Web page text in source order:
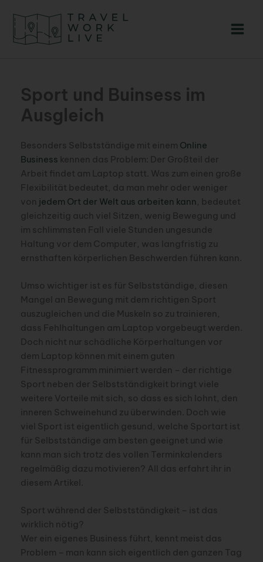
Inhalt
springen
Sport und Buinsess im
Ausgleich
Besonders Selbstständige mit einem Online
Business kennen das Problem: Der Großteil der
Arbeit findet am Laptop statt. Was zum einen große
Flexibilität bedeutet, da man mehr oder weniger
von jedem Ort der Welt aus arbeiten kann , bedeutet
gleichzeitig auch viel Sitzen, wenig Bewegung und
im schlimmsten Fall viele Stunden ungesunde
Haltung vor dem Computer, was langfristig zu
ernsthaften körperlichen Beschwerden führen kann.
Umso wichtiger ist es für Selbstständige, diesen
Mangel an Bewegung mit dem richtigen Sport
auszugleichen und die Muskeln so zu trainieren,
dass Fehlhaltungen am Laptop vorgebeugt werden.
Doch nicht nur schädliche Körperhaltungen vor
dem Laptop können mit einem guten
Fitnessprogramm minimiert werden – der richtige
Sport neben der Selbstständigkeit bringt viele
weitere Vorteile mit sich, so dass es sich lohnt, den
inneren Schweinehund zu überwinden. Doch wie
viel Sport ist eigentlich gesund, welche Sportart ist
für Selbstständige am besten geeignet und wie
kann man sich trotz des vollen Terminkalenders
regelmäßig dazu motivieren? All das erfahrt ihr in
diesem Artikel.
Sport während der Selbstständigkeit – ist das
wirklich nötig?
Wer ein eigenes Business führt, kennt meist das
Problem – man kann sich eigentlich den ganzen Tag